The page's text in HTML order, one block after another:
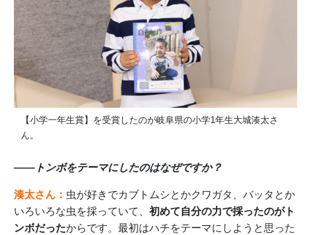
【小学一年生賞】を受賞したのが岐阜県の小学1年生大城湊太さ
ん。
――トンボをテーマにしたのはなぜですか？
湊太さん： 虫が好きでカブトムシとかクワガタ、バッタとか
いろいろな虫を採っていて、 初めて自分の力で採ったのがト
ンボだったからです。最初はハチをテーマにしようと思った